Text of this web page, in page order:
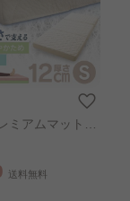
ミアムマットレ
厚さ12㎝シン
送料無料